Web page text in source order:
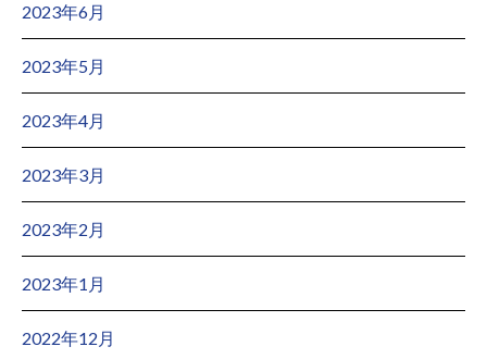
2023年6月
2023年5月
2023年4月
2023年3月
2023年2月
2023年1月
2022年12月